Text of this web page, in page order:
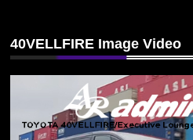
40VELLFIRE Image Video